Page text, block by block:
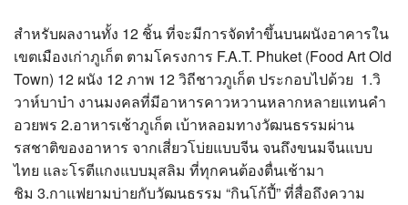
สำหรับผลงานทั้ง 12 ชิ้น ที่จะมีการจัดทำขึ้นบนผนังอาคารใน
เขตเมืองเก่าภูเก็ต ตามโครงการ F.A.T. Phuket (Food Art Old
Town) 12 ผนัง 12 ภาพ 12 วิถีชาวภูเก็ต ประกอบไปด้วย 1.วิ
วาห์บาบ๋า งานมงคลที่มีอาหารคาวหวานหลากหลายแทนคำ
อวยพร 2.อาหารเช้าภูเก็ต เบ้าหลอมทางวัฒนธรรมผ่าน
รสชาติของอาหาร จากเสี่ยวโบ่ยแบบจีน จนถึงขนมจีนแบบ
ไทย และโรตีแกงแบบมุสลิม ที่ทุกคนต้องตื่นเช้ามา
ชิม 3.กาแฟยามบ่ายกับวัฒนธรรม “กินโก้ปี้” ที่สื่อถึงความ